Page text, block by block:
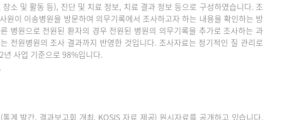
소 및 활동 등), 진단 및 치료 정보, 치료 결과 정보 등으로 구성하였습니다. 조
원이 이송병원을 방문하여 의무기록에서 조사하고자 하는 내용을 확인하는 방
병원으로 전원된 환자의 경우 전원된 병원의 의무기록을 추가로 조사하는 과
전원병원의 조사 결과까지 반영한 것입니다. 조사자료는 정기적인 질 관리로
사업 기준으로 98%입니다.
계 발간, 결과보고회 개최, KOSIS 자료 제공) 원시자료를 공개하고 있습니다.